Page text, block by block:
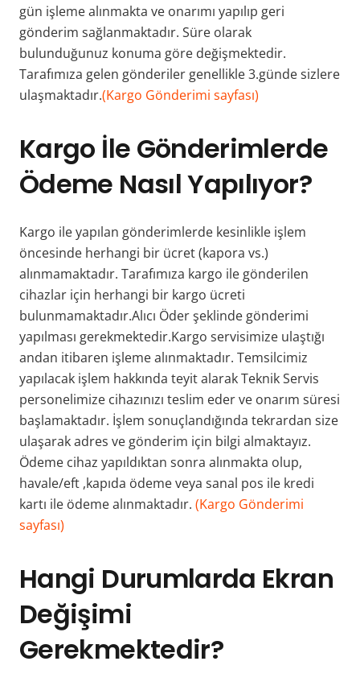
gün işleme alınmakta ve onarımı yapılıp geri
gönderim sağlanmaktadır. Süre olarak
bulunduğunuz konuma göre değişmektedir.
Tarafımıza gelen gönderiler genellikle 3.günde sizlere
ulaşmaktadır.(Kargo Gönderimi sayfası)
Kargo İle Gönderimlerde
Ödeme Nasıl Yapılıyor?
Kargo ile yapılan gönderimlerde kesinlikle işlem
öncesinde herhangi bir ücret (kapora vs.)
alınmamaktadır. Tarafımıza kargo ile gönderilen
cihazlar için herhangi bir kargo ücreti
bulunmamaktadır.Alıcı Öder şeklinde gönderimi
yapılması gerekmektedir.Kargo servisimize ulaştığı
andan itibaren işleme alınmaktadır. Temsilcimiz
yapılacak işlem hakkında teyit alarak Teknik Servis
personelimize cihazınızı teslim eder ve onarım süresi
başlamaktadır. İşlem sonuçlandığında tekrardan size
ulaşarak adres ve gönderim için bilgi almaktayız.
Ödeme cihaz yapıldıktan sonra alınmakta olup,
havale/eft ,kapıda ödeme veya sanal pos ile kredi
kartı ile ödeme alınmaktadır. (Kargo Gönderimi
sayfası)
Hangi Durumlarda Ekran
Değişimi
Gerekmektedir?